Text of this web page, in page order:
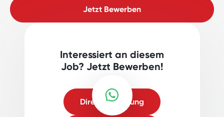
Jetzt Bewerben
Interessiert an diesem
Job? Jetzt Bewerben!
Direktbewerbung